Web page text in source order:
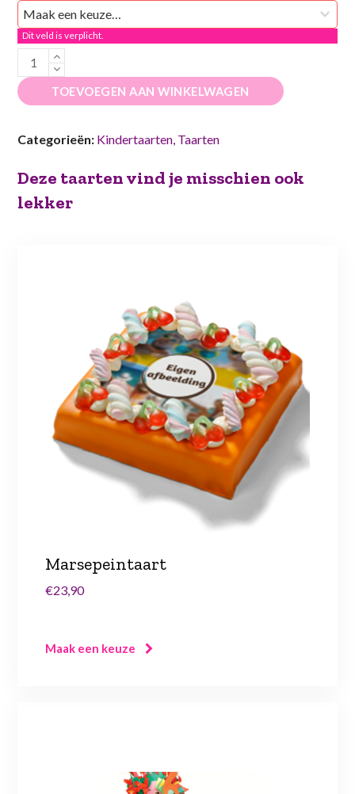
Dit veld is verplicht.
3D
kindertaart
"Unicorn"
12
€
49,50
TOEVOEGEN AAN WINKELWAGEN
Categorieën: Kindertaarten, Taarten
Deze taarten vind je misschien ook
lekker
Marsepeintaart
€23,90
Maak een keuze